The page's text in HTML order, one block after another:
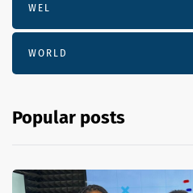
WEL
WORLD
Popular posts